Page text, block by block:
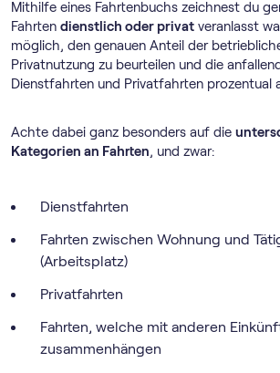
Mithilfe eines Fahrtenbuchs zeichnest du
Fahrten dienstlich oder privat veranlasst
möglich, den genauen Anteil der
Privatnutzung zu beurteilen und die
Dienstfahrten und Privatfahrten prozentual
Achte dabei ganz besonders auf die
Kategorien an Fahrten, und zwar:
Dienstfahrten
Fahrten zwischen Wohnung und
(Arbeitsplatz)
Privatfahrten
Fahrten, welche mit anderen
zusammenhängen